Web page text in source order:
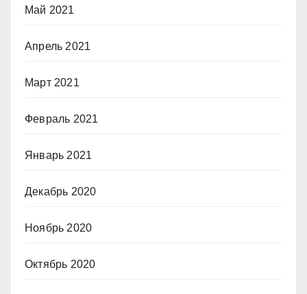
Май 2021
Апрель 2021
Март 2021
Февраль 2021
Январь 2021
Декабрь 2020
Ноябрь 2020
Октябрь 2020